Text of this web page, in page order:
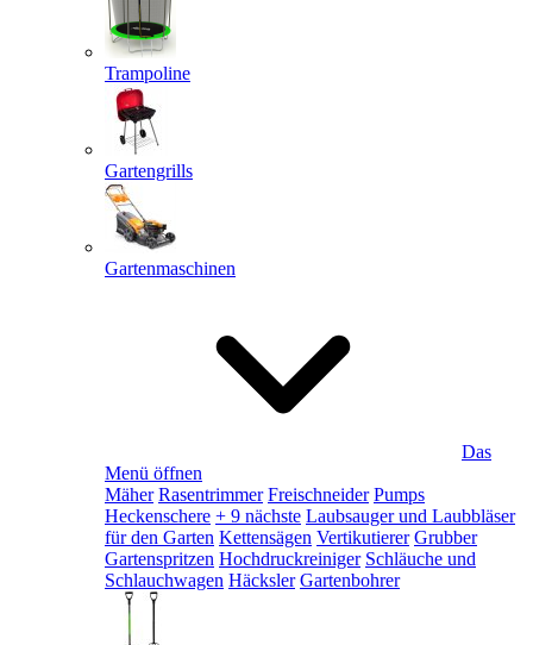
Trampoline
Gartengrills
Gartenmaschinen
Das
Menü öffnen
Mäher Rasentrimmer Freischneider Pumps
Heckenschere + 9 nächste Laubsauger und Laubbläser
für den Garten Kettensägen Vertikutierer Grubber
Gartenspritzen Hochdruckreiniger Schläuche und
Schlauchwagen Häcksler Gartenbohrer